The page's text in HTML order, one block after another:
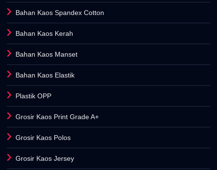
Bahan Kaos Spandex Cotton
Bahan Kaos Kerah
Bahan Kaos Manset
Bahan Kaos Elastik
Plastik OPP
Grosir Kaos Print Grade A+
Grosir Kaos Polos
Grosir Kaos Jersey